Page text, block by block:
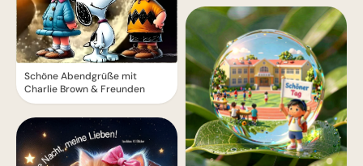
Schöne Abendgrüße mit
Charlie Brown & Freunden